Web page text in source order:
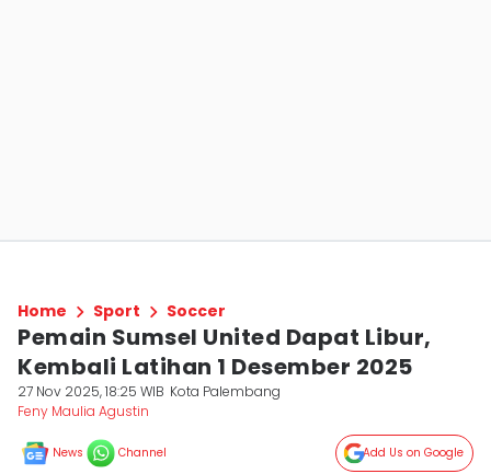
Home Sport Soccer
Pemain Sumsel United Dapat Libur,
Kembali Latihan 1 Desember 2025
27 Nov 2025, 18:25 WIB Kota Palembang
Feny Maulia Agustin
News Channel Add Us on Google